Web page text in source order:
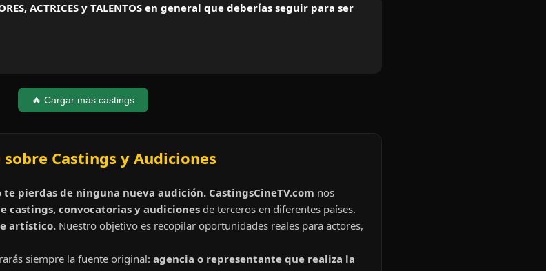
ACTRICES y TALENTOS en general que deberías seguir para ser
🔥 Cargar más castings
Castings y Audiciones
te pierdas de ninguna nueva audición. CastingsCineTV.com nos
castings, convocatorias y audiciones de terceros en diferentes países.
artístico. Nuestro objetivo es recopilar oportunidades reales para actores,
siempre la fuente original: agencia o representante que realiza la